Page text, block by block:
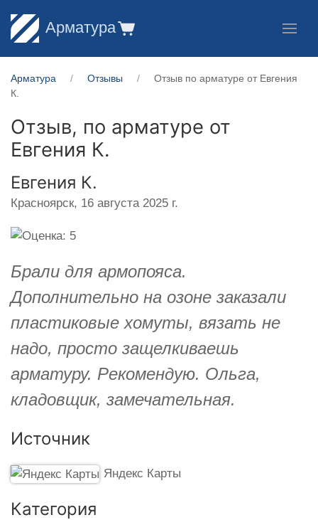
Арматура
Арматура Отзывы
Отзыв по арматуре от Евгения
К.
Отзыв, по арматуре от
Евгения К.
Евгения К.
Красноярск, 16 августа 2025 г.
Брали для армопояса.
Дополнительно на озоне заказали
пластиковые хомуты, вязать не
надо, просто защелкиваешь
арматуру. Рекомендую. Ольга,
кладовщик, замечательная.
Источник
Яндекс Карты
Категория